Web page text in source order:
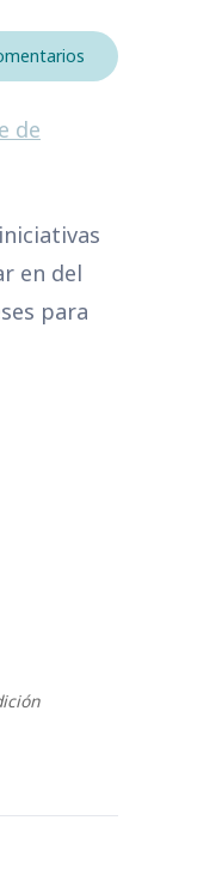
de
en del
para